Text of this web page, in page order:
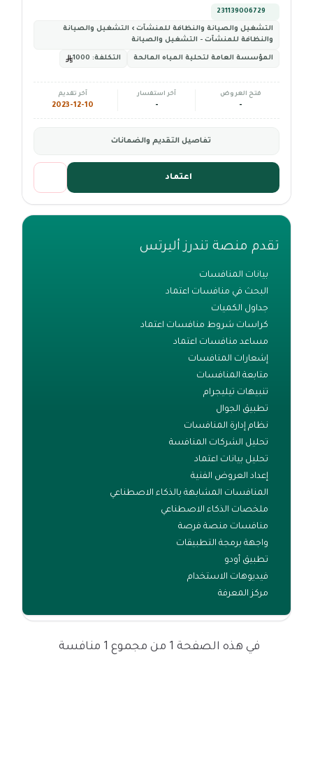
231139006729
التشغيل والصيانة والنظافة للمنشآت › التشغيل والصيانة
والنظافة للمنشآت - التشغيل والصيانة
المؤسسة العامة لتحلية المياه المالحة التكلفة:
فتح العروض
-
آخر استفسار
-
آخر تقديم
2023-12-10
تفاصيل التقديم والضمانات
اعتماد
تقدم منصة تندرز أليرتس
بيانات المنافسات
البحث في منافسات اعتماد
جداول الكميات
كراسات شروط منافسات اعتماد
مساعد منافسات اعتماد
إشعارات المنافسات
متابعة المنافسات
تنبيهات تيليجرام
تطبيق الجوال
نظام إدارة المنافسات
تحليل الشركات المنافسة
تحليل بيانات اعتماد
إعداد العروض الفنية
المنافسات المشابهة بالذكاء الاصطناعي
ملخصات الذكاء الاصطناعي
منافسات منصة فرصة
واجهة برمجة التطبيقات
تطبيق أودو
فيديوهات الاستخدام
مركز المعرفة
في هذه الصفحة 1 من مجموع 1 منافسة